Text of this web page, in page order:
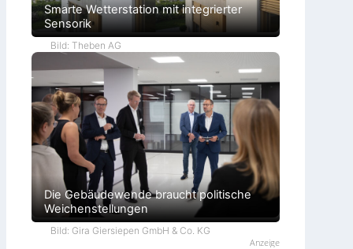
Smarte Wetterstation mit integrierter
Sensorik
Bild: Theben AG
Die Gebäudewende braucht politische
Weichenstellungen
Bild: Gira Giersiepen GmbH & Co. KG
Anzeige